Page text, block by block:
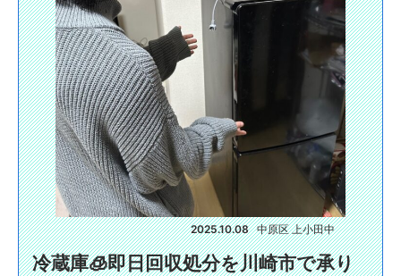
2025.10.08 中原区 上小田中
冷蔵庫🧊即日回収処分を川崎市で承り